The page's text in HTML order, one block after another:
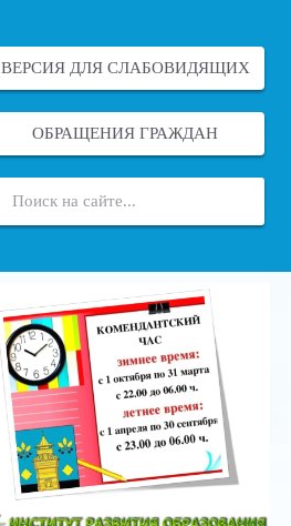
ВЕРСИЯ ДЛЯ СЛАБОВИДЯЩИХ
ОБРАЩЕНИЯ ГРАЖДАН